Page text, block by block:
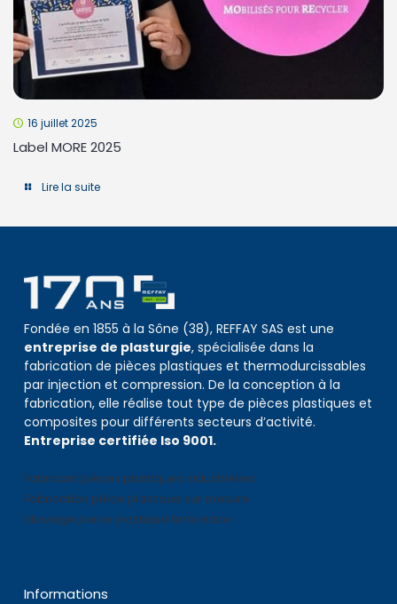
16 juillet 2025
Label MORE 2025
Lire la suite
Fondée en 1855 à la Sône (38), REFFAY SAS est une
entreprise de plasturgie, spécialisée dans la
fabrication de pièces plastiques et thermodurcissables
par injection et compression. De la conception à la
fabrication, elle réalise tout type de pièces plastiques et
composites pour différents secteurs d’activité.
Entreprise certifiée Iso 9001.
Fabricant pièces plastiques industrielles
Fabrication pièce plastique sur mesure
Moulage piece plastique ferroviaire
Informations